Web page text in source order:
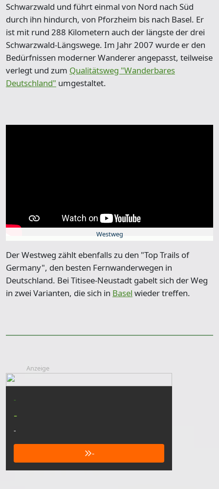
Schwarzwald und führt einmal von Nord nach Süd
durch ihn hindurch, von Pforzheim bis nach Basel. Er
ist mit rund 288 Kilometern auch der längste der drei
Schwarzwald-Längswege. Im Jahr 2007 wurde er den
Bedürfnissen moderner Wanderer angepasst, teilweise
verlegt und zum Qualitätsweg "Wanderbares
Deutschland" umgestaltet.
Westweg
Der Westweg zählt ebenfalls zu den "Top Trails of
Germany", den besten Fernwanderwegen in
Deutschland. Bei Titisee-Neustadt gabelt sich der Weg
in zwei Varianten, die sich in Basel wieder treffen.
Anzeige
-
-
-
-